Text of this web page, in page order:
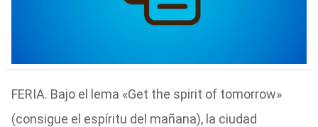
FERIA. Bajo el lema «Get the spirit of tomorrow»
(consigue el espíritu del mañana), la ciudad